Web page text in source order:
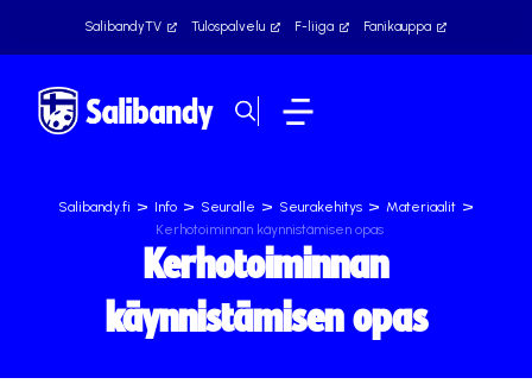
SalibandyTV Tulospalvelu F-liiga Fanikauppa
Salibandy.fi > Info > Seuralle > Seurakehitys > Materiaalit >
Kerhotoiminnan käynnistämisen opas
Kerhotoiminnan
käynnistämisen opas